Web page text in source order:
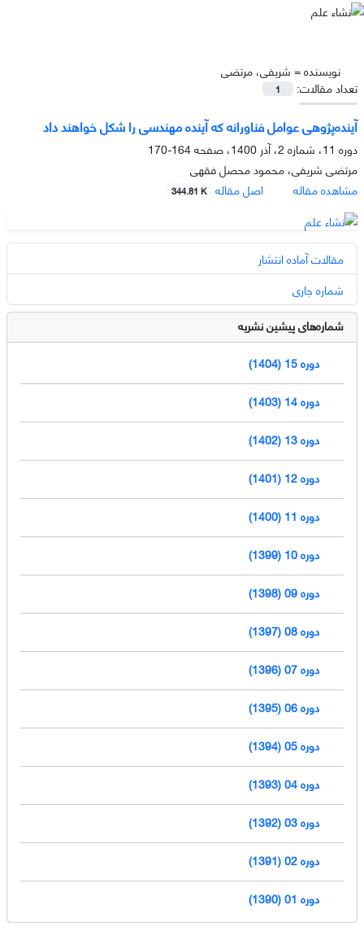
نویسنده = شریفی، مرتضی
تعداد مقالات:
1
آینده‌پژوهی عوامل فناورانه که آینده مهندسی را شکل خواهند داد
دوره 11، شماره 2، آذر 1400، صفحه
164-170
مرتضی شریفی، محمود محصل فقهی
مشاهده مقاله
اصل مقاله 344.81 K
مقالات آماده انتشار
شماره جاری
شماره‌های پیشین نشریه
دوره 15 (1404)
دوره 14 (1403)
دوره 13 (1402)
دوره 12 (1401)
دوره 11 (1400)
دوره 10 (1399)
دوره 09 (1398)
دوره 08 (1397)
دوره 07 (1396)
دوره 06 (1395)
دوره 05 (1394)
دوره 04 (1393)
دوره 03 (1392)
دوره 02 (1391)
دوره 01 (1390)